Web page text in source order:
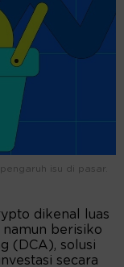
isu di pasar.
dikenal luas
berisiko
(DCA), solusi
secara